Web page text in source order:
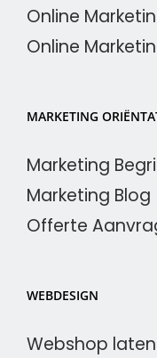
Online
Online
MARKETING
Marketing
Marketing Blog
Offerte
WEBDESIGN
Webshop